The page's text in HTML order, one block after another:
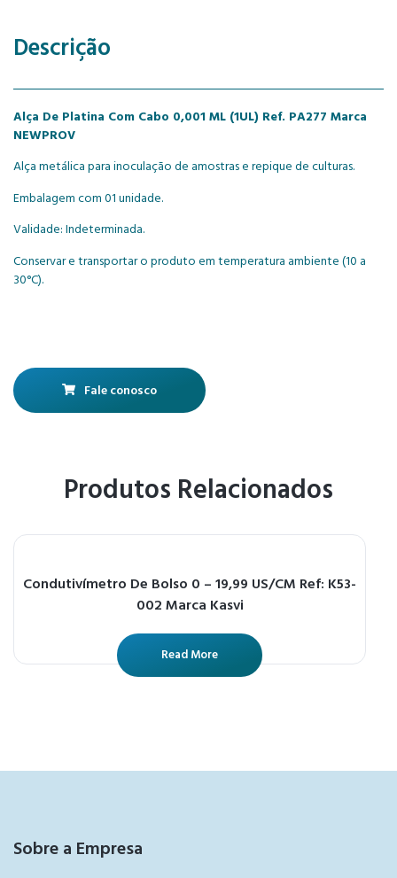
Descrição
Alça De Platina Com Cabo 0,001 ML (1UL) Ref. PA277 Marca
NEWPROV
Alça metálica para inoculação de amostras e repique de culturas.
Embalagem com 01 unidade.
Validade: Indeterminada.
Conservar e transportar o produto em temperatura ambiente (10 a
30°C).
Fale conosco
Produtos Relacionados
Condutivímetro De Bolso 0 – 19,99 US/CM Ref: K53-
002 Marca Kasvi
Read More
Sobre a Empresa